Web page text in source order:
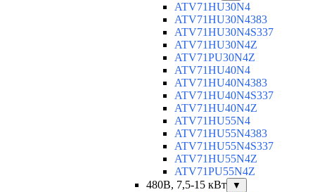
ATV71HU30N4
ATV71HU30N4383
ATV71HU30N4S337
ATV71HU30N4Z
ATV71PU30N4Z
ATV71HU40N4
ATV71HU40N4383
ATV71HU40N4S337
ATV71HU40N4Z
ATV71HU55N4
ATV71HU55N4383
ATV71HU55N4S337
ATV71HU55N4Z
ATV71PU55N4Z
480В, 7,5-15 кВт
▼